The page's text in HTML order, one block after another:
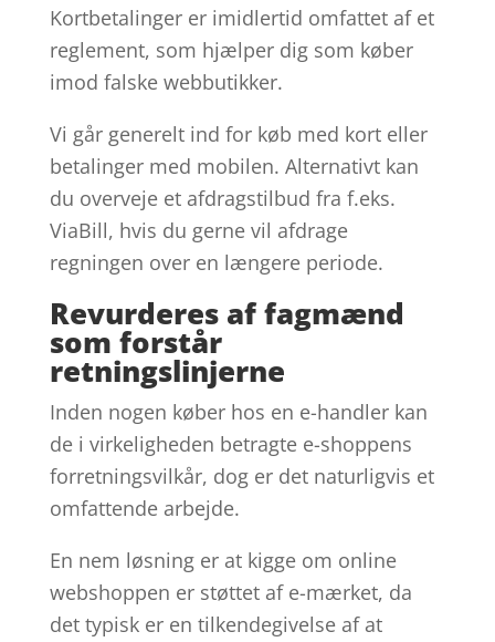
Kortbetalinger er imidlertid omfattet af et
reglement, som hjælper dig som køber
imod falske webbutikker.
Vi går generelt ind for køb med kort eller
betalinger med mobilen. Alternativt kan
du overveje et afdragstilbud fra f.eks.
ViaBill, hvis du gerne vil afdrage
regningen over en længere periode.
Revurderes af fagmænd
som forstår
retningslinjerne
Inden nogen køber hos en e-handler kan
de i virkeligheden betragte e-shoppens
forretningsvilkår, dog er det naturligvis et
omfattende arbejde.
En nem løsning er at kigge om online
webshoppen er støttet af e-mærket, da
det typisk er en tilkendegivelse af at